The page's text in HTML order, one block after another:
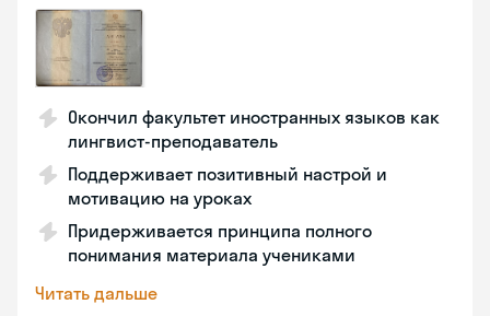
Окончил факультет иностранных языков как
лингвист-преподаватель
Поддерживает позитивный настрой и
мотивацию на уроках
Придерживается принципа полного
понимания материала учениками
Читать дальше